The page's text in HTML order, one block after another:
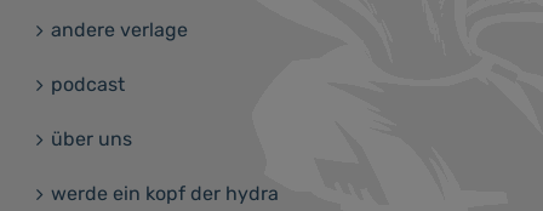
andere verlage
podcast
über uns
werde ein kopf der hydra